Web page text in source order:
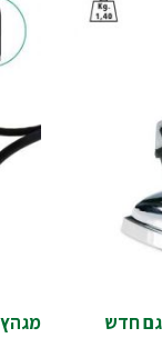
מגהץ Lemm צר